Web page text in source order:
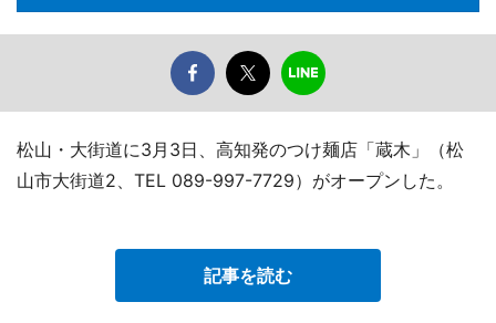
松山・大街道に3月3日、高知発のつけ麺店「蔵木」（松
山市大街道2、TEL 089-997-7729）がオープンした。
記事を読む